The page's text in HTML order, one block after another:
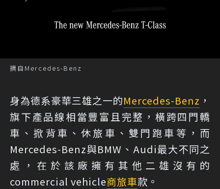
摘自Mercedes-Benz
身為德系豪華三雄之一的Mercedes-Benz ，
旗下產品線相當豐富且完整，橫跨四門轎
車、掀背車、休旅車、雙門跑車等，而
Mercedes-Benz與BMW、Audi最大不同之
處，在於該廠擁有其他二雄沒有的
commercial vehicle商旅車款。